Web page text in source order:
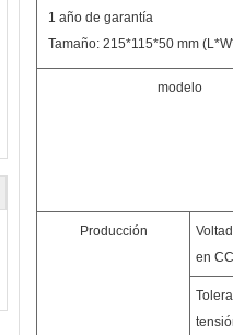
1 año de garantía
Tamaño: 215*115*50 mm
modelo
Producción
en CC